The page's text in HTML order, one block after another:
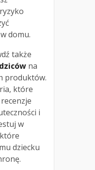
domu.
także
na
produktów.
które
i
w
dziecku